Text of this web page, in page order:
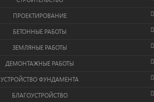
ПРОЕКТИРОВАНИЕ
БЕТОННЫЕ РАБОТЫ
ЗЕМЛЯНЫЕ РАБОТЫ
ДЕМОНТАЖНЫЕ РАБОТЫ
УСТРОЙСТВО ФУНДАМЕНТА
БЛАГОУСТРОЙСТВО